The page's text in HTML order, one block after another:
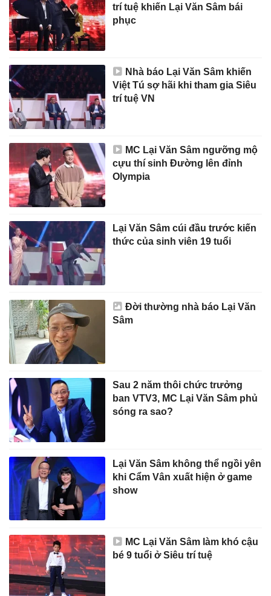
trí tuệ khiến Lại Văn Sâm bái
phục
Nhà báo Lại Văn Sâm khiến
Việt Tú sợ hãi khi tham gia Siêu
trí tuệ VN
MC Lại Văn Sâm ngưỡng mộ
cựu thí sinh Đường lên đỉnh
Olympia
Lại Văn Sâm cúi đầu trước kiến
thức của sinh viên 19 tuổi
Đời thường nhà báo Lại Văn
Sâm
Sau 2 năm thôi chức trưởng
ban VTV3, MC Lại Văn Sâm phủ
sóng ra sao?
Lại Văn Sâm không thể ngồi yên
khi Cẩm Vân xuất hiện ở game
show
MC Lại Văn Sâm làm khó cậu
bé 9 tuổi ở Siêu trí tuệ